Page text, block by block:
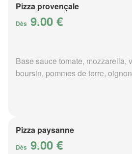
Pizza provençale
Dès 9.00 €
Base sauce tomate, mozzarella,
boursin, pommes de terre,
Pizza paysanne
Dès 9.00 €